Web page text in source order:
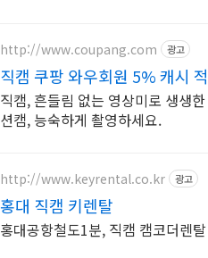
http://www.coupang.com 광고
직캠 쿠팡 와우회원 5% 캐시
직캠, 흔들림 없는 영상미로 생생
션캠, 능숙하게 촬영하세요.
http://www.keyrental.co.kr 광고
홍대 직캠 키렌탈
홍대공항철도1분, 직캠 캠코더렌